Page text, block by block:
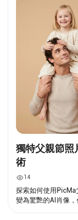
獨特父親節照
術
14
探索如何使用
變為驚艷的AI肖像，